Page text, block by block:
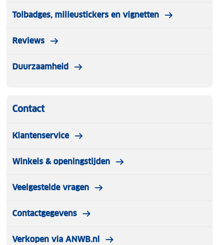
Tolbadges, milieustickers en vignetten
Reviews
Duurzaamheid
Contact
Klantenservice
Winkels & openingstijden
Veelgestelde vragen
Contactgegevens
Verkopen via ANWB.nl